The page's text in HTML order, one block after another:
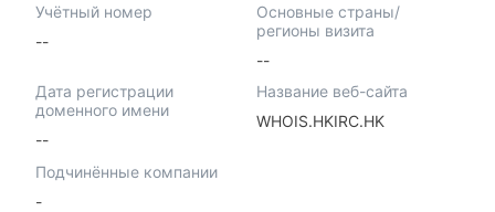
Учётный номер
--
Основные страны/
регионы визита
--
Дата регистрации
доменного имени
--
Название веб-сайта
WHOIS.HKIRC.HK
Подчинённые компании
-